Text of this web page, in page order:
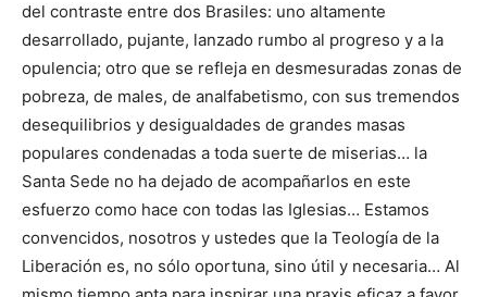
del contraste entre dos Brasiles: uno altamente
desarrollado, pujante, lanzado rumbo al progreso y a la
opulencia; otro que se refleja en desmesuradas zonas de
pobreza, de males, de analfabetismo, con sus tremendos
desequilibrios y desigualdades de grandes masas
populares condenadas a toda suerte de miserias… la
Santa Sede no ha dejado de acompañarlos en este
esfuerzo como hace con todas las Iglesias… Estamos
convencidos, nosotros y ustedes que la Teología de la
Liberación es, no sólo oportuna, sino útil y necesaria… Al